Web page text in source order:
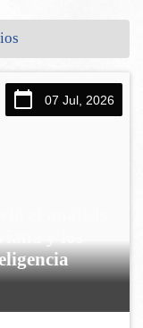
07 Jul, 2026
el análisis
y los